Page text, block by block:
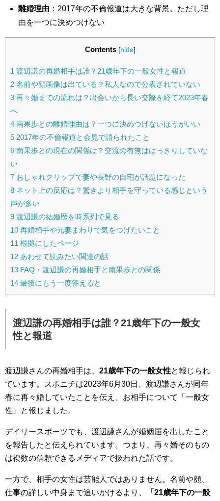
離婚理由 ：2017年の不倫報道は大きな背景。ただし理
由を一つに決めつけない
Contents [hide]
1 渡辺謙の再婚相手は誰？21歳年下の一般女性と報道
2 名前や顔画像は出ている？私人なので公表されていない
3 再々婚までの流れは？出会いから長い交際を経て2023年春
へ
4 南果歩との離婚理由は？一つに決めつけないほうがいい
5 2017年の不倫報道と会見で語られたこと
6 南果歩との現在の関係は？交流の有無ははっきりしていな
い
7 おしゃれクリップで妻や長野の自宅が話題になった
8 ネット上の反応は？驚きより相手を守っている感じという
声が多い
9 渡辺謙の結婚歴を時系列で見る
10 再婚相手や元妻まわりで気をつけたいこと
11 根拠にしたページ
12 あわせて読みたい関連の話
13 FAQ・渡辺謙の再婚相手と南果歩との関係
14 最後にもう一度答えると
渡辺謙の再婚相手は誰？21歳年下の一般女
性と報道
渡辺謙さんの再婚相手は、 21歳年下の一般女性と報じられ
ています。スポニチは2023年6月30日、渡辺謙さんが同年
春に再々婚していたことを伝え、お相手について「一般女
性」と報じました。
デイリースポーツでも、渡辺謙さんが婚姻届を出したこと
を報告したと伝えられています。つまり、再々婚そのもの
は複数の信頼できるメディアで扱われた話です。
一方で、相手の女性は芸能人ではありません。名前や顔、
仕事の詳しい中身まで追いかけるより、
「21歳年下の一般